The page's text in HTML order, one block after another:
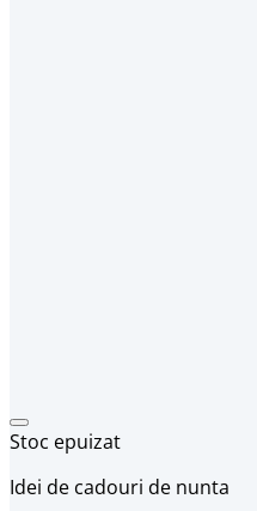
Stoc epuizat
Idei de cadouri de nunta